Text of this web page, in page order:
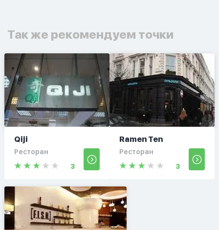
Так же рекомендуем точки
Qiji
Ресторан
3
Ramen Ten
Ресторан
3